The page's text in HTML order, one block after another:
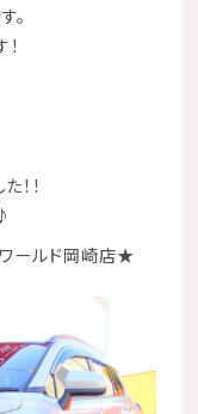
。
！！
ールド岡崎店★